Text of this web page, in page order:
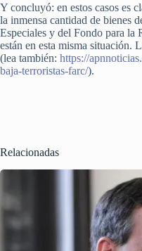
Y concluyó: en estos casos es
la inmensa cantidad de bienes
Especiales y del Fondo para la
están en esta misma situación.
(lea también: https://
baja-terroristas-farc/).
Relacionadas